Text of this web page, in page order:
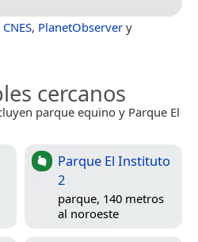
CNES, PlanetObserver y
cercanos
parque equino y Parque El
Parque El Instituto
2
parque, 140 metros
al noroeste